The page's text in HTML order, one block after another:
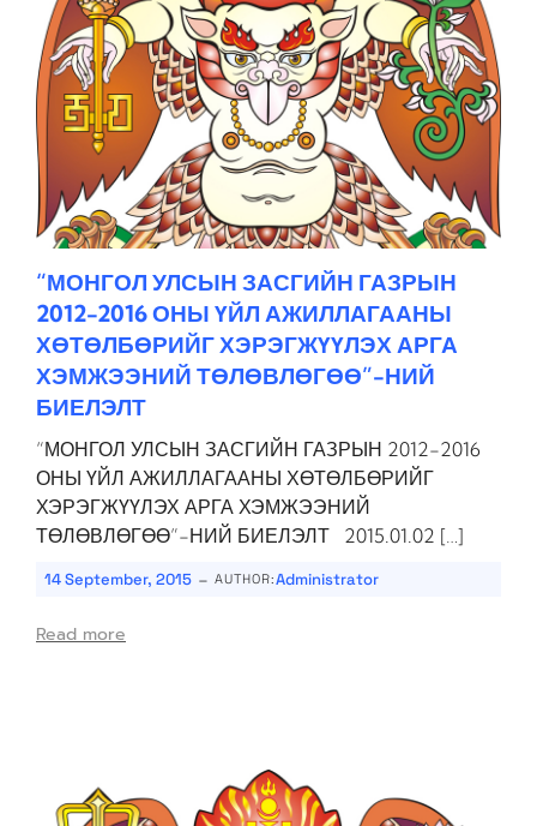
“МОНГОЛ УЛСЫН ЗАСГИЙН ГАЗРЫН
2012-2016 ОНЫ ҮЙЛ АЖИЛЛАГААНЫ
ХӨТӨЛБӨРИЙГ ХЭРЭГЖҮҮЛЭХ АРГА
ХЭМЖЭЭНИЙ ТӨЛӨВЛӨГӨӨ”-НИЙ
БИЕЛЭЛТ
“МОНГОЛ УЛСЫН ЗАСГИЙН ГАЗРЫН 2012-2016
ОНЫ ҮЙЛ АЖИЛЛАГААНЫ ХӨТӨЛБӨРИЙГ
ХЭРЭГЖҮҮЛЭХ АРГА ХЭМЖЭЭНИЙ
ТӨЛӨВЛӨГӨӨ”-НИЙ БИЕЛЭЛТ 2015.01.02 […]
14 September, 2015 - AUTHOR:Administrator
Read more